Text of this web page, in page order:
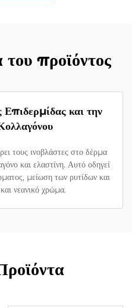
προϊόντος
Επιδερμίδας και την
τους ινοβλάστες στο δέρμα
και ελαστίνη. Αυτό οδηγεί
μείωση των ρυτίδων και
νεανικό χρώμα.